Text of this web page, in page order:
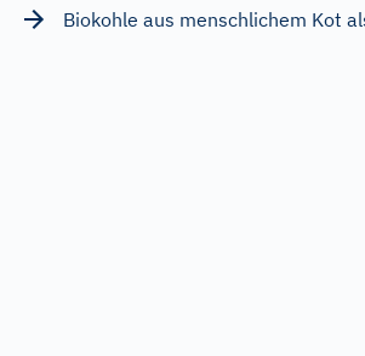
Biokohle aus menschlichem Kot